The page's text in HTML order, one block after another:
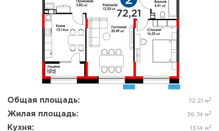
Общая площадь: 72.21 м 2
Жилая площадь: 36.74 м 2
Кухня: 13.14 м 2